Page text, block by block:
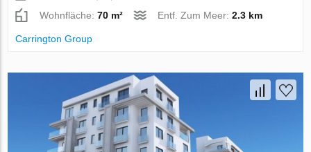
Wohnfläche:70 m² Entf. Zum Meer:2.3 km
Carrington Group